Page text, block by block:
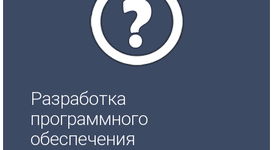
Разработка
программного
обеспечения